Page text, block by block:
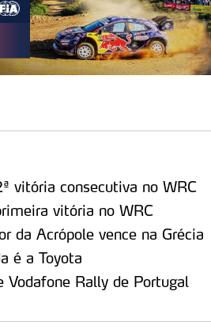
ter impacto na sua
no Website e nos serviços
vitória consecutiva no WRC
vitória no WRC
da Acrópole vence na Grécia
é a Toyota
Vodafone Rally de Portugal